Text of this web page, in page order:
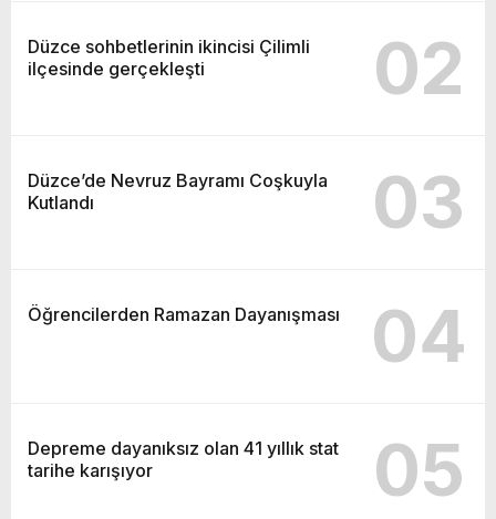
Düzce sohbetlerinin ikincisi Çilimli
ilçesinde gerçekleşti
02
Düzce’de Nevruz Bayramı Coşkuyla
Kutlandı
03
Öğrencilerden Ramazan Dayanışması 04
Depreme dayanıksız olan 41 yıllık stat
tarihe karışıyor
05